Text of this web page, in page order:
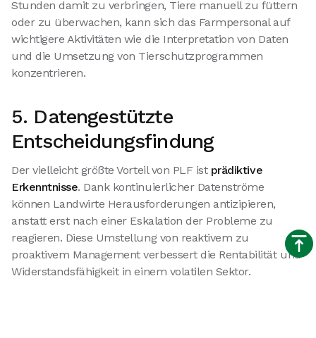
Stunden damit zu verbringen, Tiere manuell zu füttern
oder zu überwachen, kann sich das Farmpersonal auf
wichtigere Aktivitäten wie die Interpretation von Daten
und die Umsetzung von Tierschutzprogrammen
konzentrieren.
5. Datengestützte
Entscheidungsfindung
Der vielleicht größte Vorteil von PLF ist prädiktive
Erkenntnisse. Dank kontinuierlicher Datenströme
können Landwirte Herausforderungen antizipieren,
anstatt erst nach einer Eskalation der Probleme zu
reagieren. Diese Umstellung von reaktivem zu
proaktivem Management verbessert die Rentabilität und
Widerstandsfähigkeit in einem volatilen Sektor.